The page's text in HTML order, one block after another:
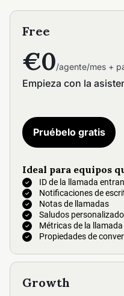
€0/agente/mes +
Empieza con la
Free
Ideal para equipos
ID de la llamada
Notificaciones de
Notas de llamadas
Saludos
Métricas de la llamada
Propiedades de
Pruébelo gratis
Growth